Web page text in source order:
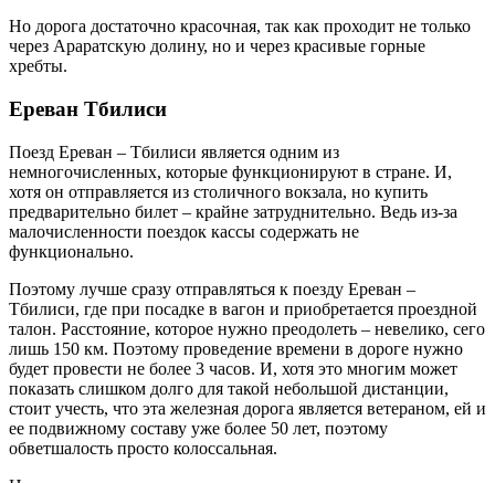
Но дорога достаточно красочная, так как проходит не только
через Араратскую долину, но и через красивые горные
хребты.
Ереван Тбилиси
Поезд Ереван – Тбилиси является одним из
немногочисленных, которые функционируют в стране. И,
хотя он отправляется из столичного вокзала, но купить
предварительно билет – крайне затруднительно. Ведь из-за
малочисленности поездок кассы содержать не
функционально.
Поэтому лучше сразу отправляться к поезду Ереван –
Тбилиси, где при посадке в вагон и приобретается проездной
талон. Расстояние, которое нужно преодолеть – невелико, сего
лишь 150 км. Поэтому проведение времени в дороге нужно
будет провести не более 3 часов. И, хотя это многим может
показать слишком долго для такой небольшой дистанции,
стоит учесть, что эта железная дорога является ветераном, ей и
ее подвижному составу уже более 50 лет, поэтому
обветшалость просто колоссальная.